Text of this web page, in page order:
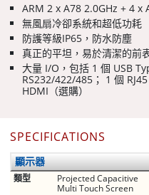
ARM 2 x A78 2.0GHz + 4 x
無風扇冷卻系統和超低功耗
防護等級IP65，防水防塵
真正的平坦，易於清潔的前
大量 I/O，包括 1 個 USB
RS232/422/485； 1 個
HDMI（選購）
SPECIFICATIONS
顯示器
類型
Projected Capacitive
Multi Touch Screen